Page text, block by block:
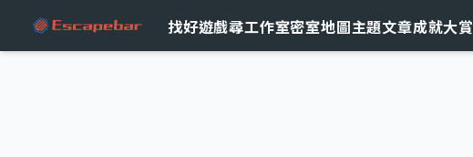
找好遊戲尋工作室密室地圖主題文章成就大賞